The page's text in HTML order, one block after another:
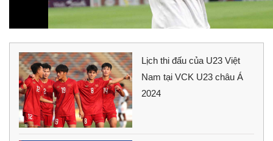
Lịch thi đấu của U23 Việt
Nam tại VCK U23 châu Á
2024